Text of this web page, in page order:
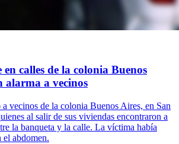
calles de la colonia Buenos
alarma a vecinos
vecinos de la colonia Buenos Aires, en San
al salir de sus viviendas encontraron a
la banqueta y la calle. La víctima había
el abdomen.